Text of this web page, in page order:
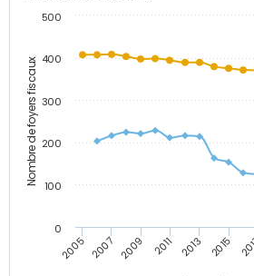
Nombre de foyers fiscaux
2005 2007 2009 2011 2013 2015
0
100
200
300
400
500